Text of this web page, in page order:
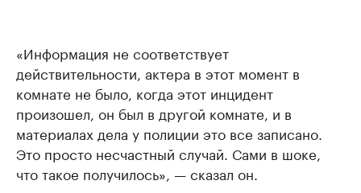
«Информация не соответствует
действительности, актера в этот момент в
комнате не было, когда этот инцидент
произошел, он был в другой комнате, и в
материалах дела у полиции это все записано.
Это просто несчастный случай. Сами в шоке,
что такое получилось», — сказал он.